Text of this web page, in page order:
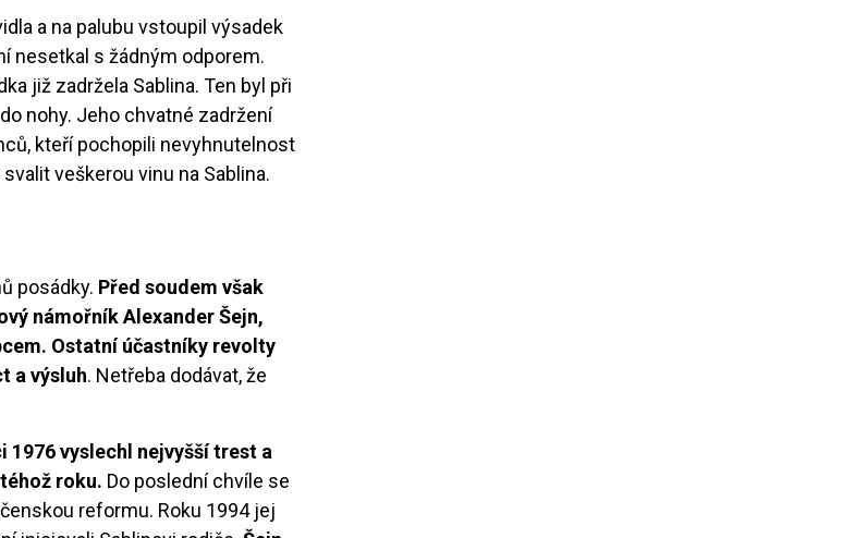
a na palubu vstoupil výsadek
nesetkal s žádným odporem.
již zadržela Sablina. Ten byl při
nohy. Jeho chvatné zadržení
kteří pochopili nevyhnutelnost
veškerou vinu na Sablina.
posádky. Před soudem však
námořník Alexander Šejn,
Ostatní účastníky revolty
a výsluh. Netřeba dodávat, že
1976 vyslechl nejvyšší trest a
roku. Do poslední chvíle se
reformu. Roku 1994 jej